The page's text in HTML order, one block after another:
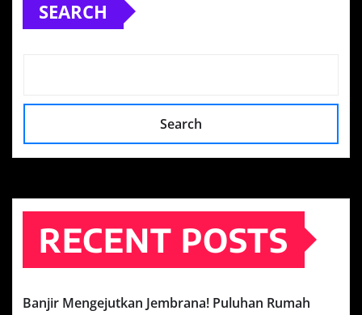
SEARCH
Search
RECENT POSTS
Banjir Mengejutkan Jembrana! Puluhan Rumah